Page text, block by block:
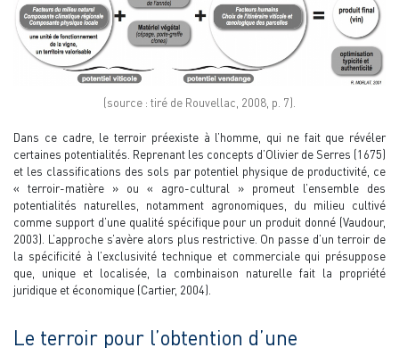
(source : tiré de Rouvellac, 2008, p. 7).
Dans ce cadre, le terroir préexiste à l’homme, qui ne fait que révéler
certaines potentialités. Reprenant les concepts d’Olivier de Serres (1675)
et les classifications des sols par potentiel physique de productivité, ce
« terroir-matière » ou « agro-cultural » promeut l’ensemble des
potentialités naturelles, notamment agronomiques, du milieu cultivé
comme support d’une qualité spécifique pour un produit donné (Vaudour,
2003). L’approche s’avère alors plus restrictive. On passe d’un terroir de
la spécificité à l’exclusivité technique et commerciale qui présuppose
que, unique et localisée, la combinaison naturelle fait la propriété
juridique et économique (Cartier, 2004).
Le terroir pour l’obtention d’une